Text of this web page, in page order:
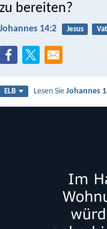
zu bereiten?
Johannes 14:2 Jesus
ELB Lesen SieJohannes